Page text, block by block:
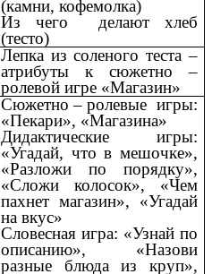
(камни, кофемолка)
Из чего делают хлеб
(тесто)
Лепка из соленого теста –
атрибуты к сюжетно –
ролевой игре «Магазин»
Сюжетно – ролевые игры:
«Пекари», «Магазина»
Дидактические игры:
«Угадай, что в мешочке»,
«Разложи по порядку»,
«Сложи колосок», «Чем
пахнет магазин», «Угадай
на вкус»
Словесная игра: «Узнай по
описанию», «Назови
разные блюда из круп»,